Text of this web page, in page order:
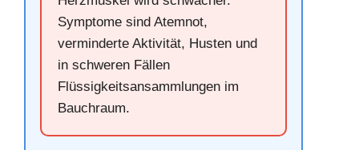
Symptome sind Atemnot,
verminderte Aktivität, Husten und
in schweren Fällen
Flüssigkeitsansammlungen im
Bauchraum.